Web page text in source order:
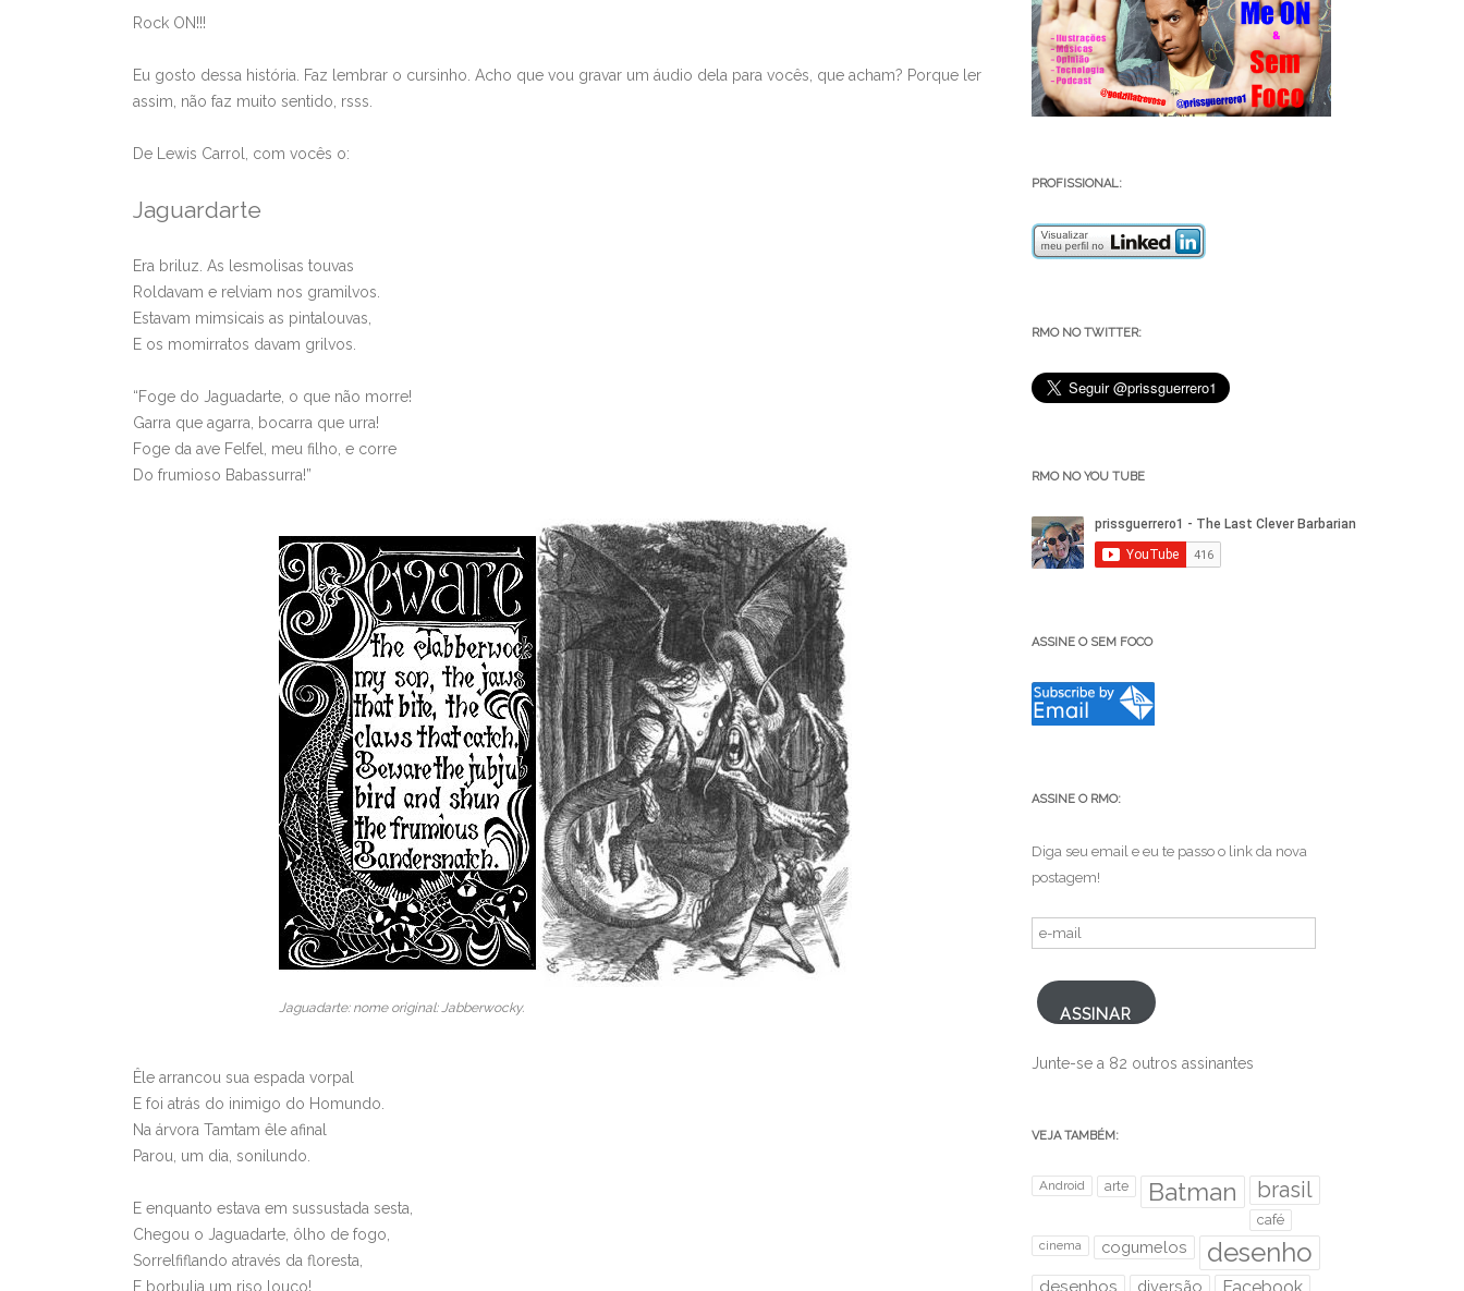
Rock ON!!!
Eu gosto dessa história. Faz lembrar o cursinho. Acho que vou gravar um áudio dela para vocês, que acham? Porque ler
assim, não faz muito sentido, rsss.
De Lewis Carrol, com vocês o:
Jaguardarte
Era briluz. As lesmolisas touvas
Roldavam e relviam nos gramilvos.
Estavam mimsicais as pintalouvas,
E os momirratos davam grilvos.
“Foge do Jaguadarte, o que não morre!
Garra que agarra, bocarra que urra!
Foge da ave Felfel, meu filho, e corre
Do frumioso Babassurra!”
Jaguadarte: nome original: Jabberwocky.
Êle arrancou sua espada vorpal
E foi atrás do inimigo do Homundo.
Na árvora Tamtam êle afinal
Parou, um dia, sonilundo.
E enquanto estava em sussustada sesta,
Chegou o Jaguadarte, ôlho de fogo,
Sorrelfiflando através da floresta,
E borbulia um riso louco!
PROFISSIONAL:
RMO NO TWITTER:
RMO NO YOU TUBE
ASSINE O SEM FOCO
ASSINE O RMO:
Diga seu email e eu te passo o link da nova
postagem!
e-
mail
ASSINAR
Junte-se a 82 outros assinantes
VEJA TAMBÉM:
Android arte Batman brasil
café
cinema cogumelos desenho
desenhos diversão Facebook